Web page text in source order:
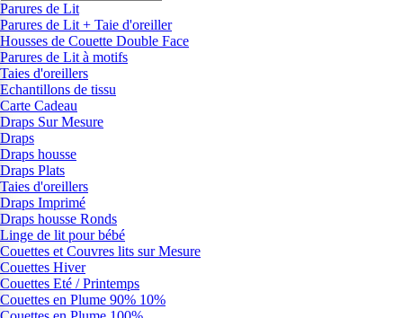
Parures de Lit
Parures de Lit + Taie d'oreiller
Housses de Couette Double Face
Parures de Lit à motifs
Taies d'oreillers
Echantillons de tissu
Carte Cadeau
Draps Sur Mesure
Draps
Draps housse
Draps Plats
Taies d'oreillers
Draps Imprimé
Draps housse Ronds
Linge de lit pour bébé
Couettes et Couvres lits sur Mesure
Couettes Hiver
Couettes Eté / Printemps
Couettes en Plume 90% 10%